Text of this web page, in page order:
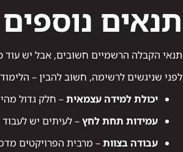
תנאים
תנאי הקבלה הרשמיים חשובים, אבל יש
לפני שניגשים לרשימה, חשוב להבין –
יכולת למידה עצמאית– חלק גדול
עמידות תחת לחץ– לעיתים יש
עבודה בצוות– מרבית הפרויקטים